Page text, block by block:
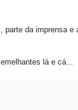
parte da imprensa e
lá e cá...